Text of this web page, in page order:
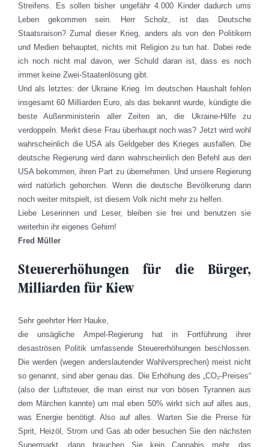
Streifens. Es sollen bisher ungefähr 4.000 Kinder dadurch ums
Leben gekommen sein. Herr Scholz, ist das Deutsche
Staatsraison? Zumal dieser Krieg, anders als von den Politikern
und Medien behauptet, nichts mit Religion zu tun hat. Dabei rede
ich noch nicht mal davon, wer Schuld daran ist, dass es noch
immer keine Zwei-Staatenlösung gibt.
Und als letztes: der Ukraine Krieg. Im deutschen Haushalt fehlen
insgesamt 60 Milliarden Euro, als das bekannt wurde, kündigte die
beste Außenministerin aller Zeiten an, die Ukraine-Hilfe zu
verdoppeln. Merkt diese Frau überhaupt noch was? Jetzt wird wohl
wahrscheinlich die USA als Geldgeber des Krieges ausfallen. Die
deutsche Regierung wird dann wahrscheinlich den Befehl aus den
USA bekommen, ihren Part zu übernehmen. Und unsere Regierung
wird natürlich gehorchen. Wenn die deutsche Bevölkerung dann
noch weiter mitspielt, ist diesem Volk nicht mehr zu helfen.
Liebe Leserinnen und Leser, bleiben sie frei und benutzen sie
weiterhin ihr eigenes Gehirn!
Fred Müller
Steuererhöhungen für die Bürger,
Milliarden für Kiew
Sehr geehrter Herr Hauke,
die unsägliche Ampel-Regierung hat in Fortführung ihrer
desaströsen Politik umfassende Steuererhöhungen beschlossen.
Die werden (wegen anderslautender Wahlversprechen) meist nicht
so genannt, sind aber genau das. Die Erhöhung des „CO₂-Preises“
(also der Luftsteuer, die man einst nur von bösen Tyrannen aus
dem Märchen kannte) um mal eben 50% wirkt sich auf alles aus,
was Energie benötigt. Also auf alles. Warten Sie die Preise für
Sprit, Heizöl, Strom und Gas ab oder besuchen Sie den nächsten
Supermarkt, dann brauchen Sie kein Cannabis mehr, das